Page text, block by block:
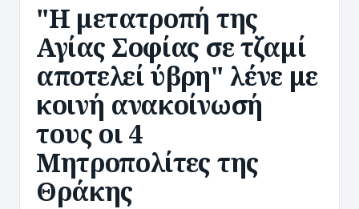
"Η μετατροπή της
Αγίας Σοφίας σε τζαμί
αποτελεί ύβρη" λένε με
κοινή ανακοίνωσή
τους οι 4
Μητροπολίτες της
Θράκης